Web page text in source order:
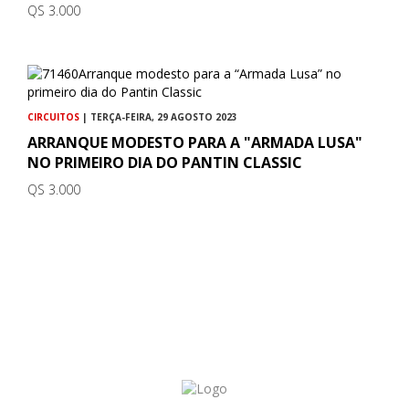
QS 3.000
CIRCUITOS | TERÇA-FEIRA, 29 AGOSTO 2023
ARRANQUE MODESTO PARA A "ARMADA LUSA"
NO PRIMEIRO DIA DO PANTIN CLASSIC
QS 3.000